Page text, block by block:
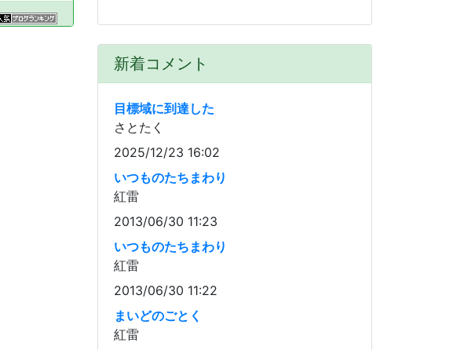
新着コメント
目標域に到達した
さとたく
2025/12/23 16:02
いつものたちまわり
紅雷
2013/06/30 11:23
いつものたちまわり
紅雷
2013/06/30 11:22
まいどのごとく
紅雷